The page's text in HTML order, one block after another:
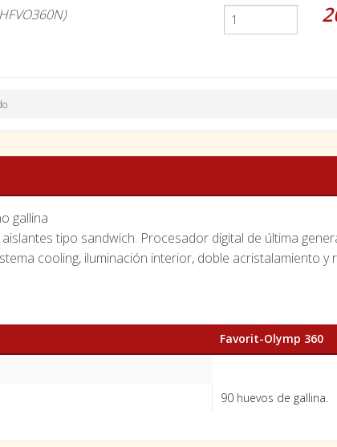
gallina
aislantes tipo sandwich. Procesador digital de última
cooling, iluminación interior, doble acristalamiento y
Favorit-Olymp 360
90 huevos de gallina.